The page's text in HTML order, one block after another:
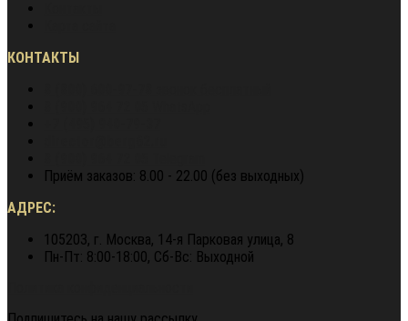
КОНТАКТЫ
Приём заказов: 8.00 - 22.00 (без выходных)
АДРЕС:
105203, г. Москва, 14-я Парковая улица, 8
Пн-Пт: 8:00-18:00, Сб-Вс: Выходной